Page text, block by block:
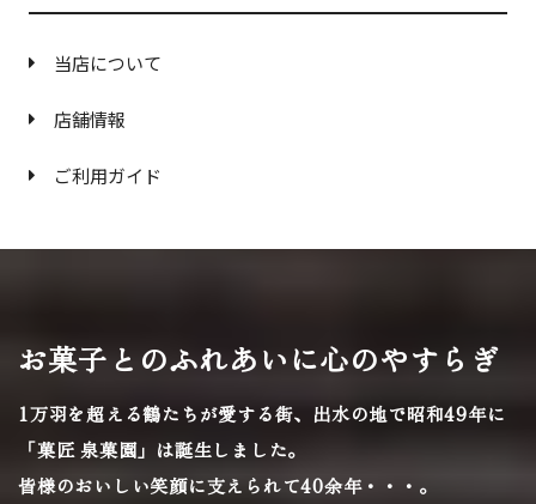
当店について
店舗情報
ご利用ガイド
お菓子とのふれあいに心のやすらぎ
1万羽を超える鶴たちが愛する街、 出水の地で昭和49年に
「菓匠 泉菓園」は誕生しました。
皆様のおいしい笑顔に支えられて40余年・・・。